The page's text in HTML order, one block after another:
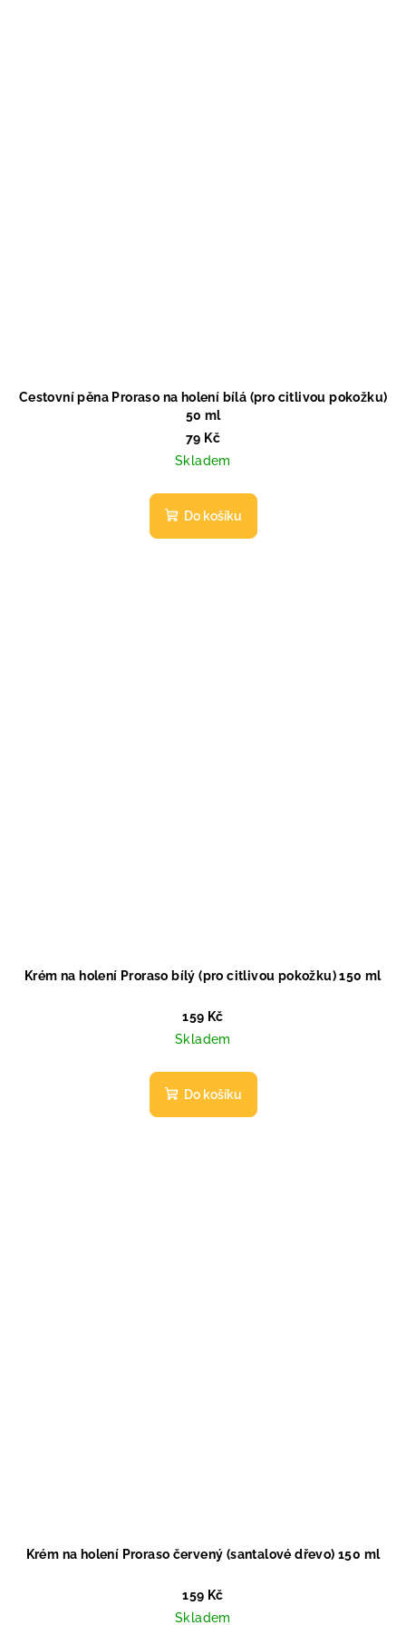
Cestovní pěna Proraso na holení bílá (pro citlivou pokožku)
50 ml
79 Kč
Skladem
Do košíku
Krém na holení Proraso bílý (pro citlivou pokožku) 150 ml
159 Kč
Skladem
Do košíku
Krém na holení Proraso červený (santalové dřevo) 150 ml
159 Kč
Skladem